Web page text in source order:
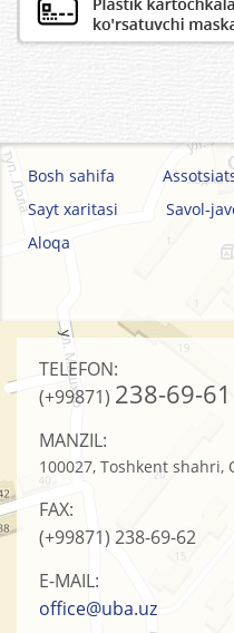
Bosh sahifa
Sayt xaritasi
Savol-
Aloqa
TELEFON:
(+99871) 238-69-61
MANZIL:
100027, Toshkent shahri,
FAX:
(+99871) 238-69-62
E-MAIL:
office@uba.uz